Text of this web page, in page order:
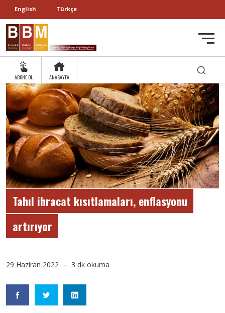
English Türkçe
ABONE OL ANASAYFA
Tahıl ihracat kısıtlamaları, enflasyonu
artırıyor
29 Haziran 2022 3 dk okuma